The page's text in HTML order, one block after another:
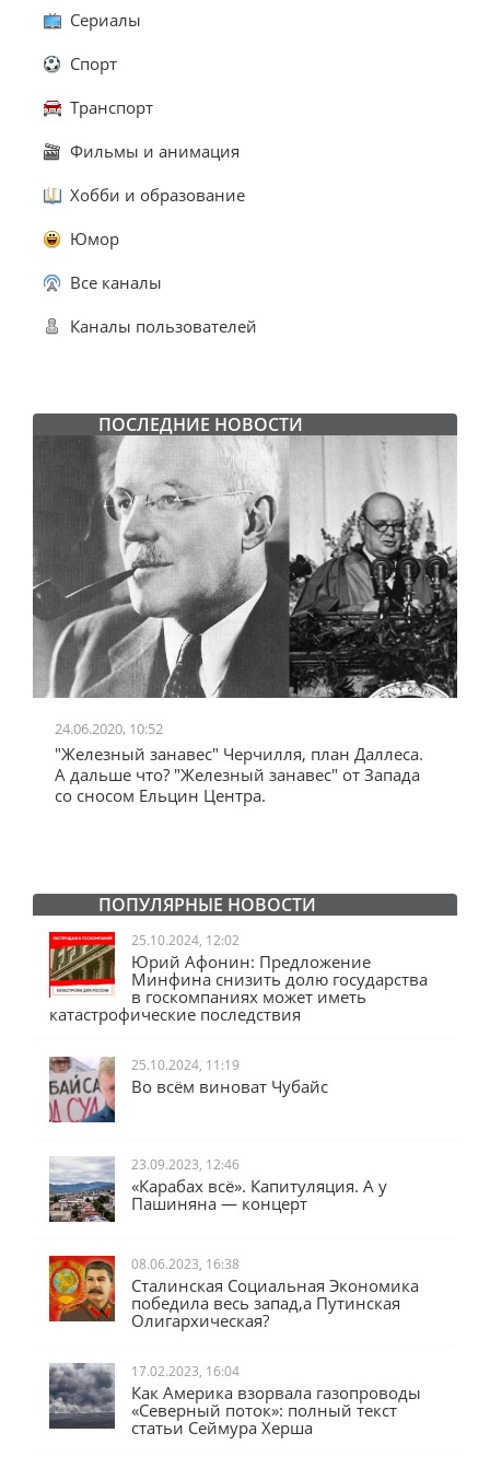
Сериалы
Спорт
Транспорт
Фильмы и анимация
Хобби и образование
Юмор
Все каналы
Каналы пользователей
ПОСЛЕДНИЕ НОВОСТИ
24.06.2020, 10:52
"Железный занавес" Черчилля, план Даллеса.
А дальше что? "Железный занавес" от Запада
со сносом Ельцин Центра.
ПОПУЛЯРНЫЕ НОВОСТИ
25.10.2024, 12:02
Юрий Афонин: Предложение
Минфина снизить долю государства
в госкомпаниях может иметь
катастрофические последствия
25.10.2024, 11:19
Во всём виноват Чубайс
23.09.2023, 12:46
«Карабах всё». Капитуляция. А у
Пашиняна — концерт
08.06.2023, 16:38
Сталинская Социальная Экономика
победила весь запад,а Путинская
Олигархическая?
17.02.2023, 16:04
Как Америка взорвала газопроводы
«Северный поток»: полный текст
статьи Сеймура Херша